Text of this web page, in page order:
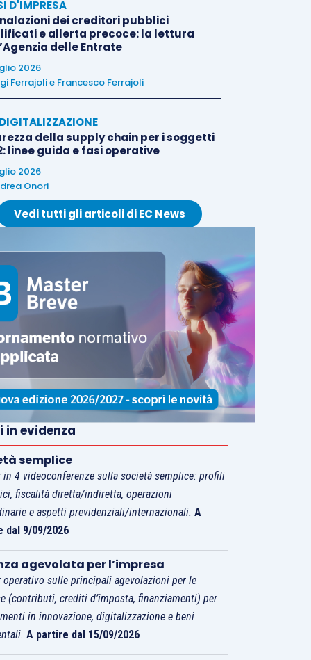
D'IMPRESA
dei creditori pubblici
e allerta precoce: la lettura
delle Entrate
2026
Ferrajolie Francesco Ferrajoli
della supply chain per i soggetti
linee guida e fasi operative
2026
Onori
Vedi tutti gli articoli di EC News
in evidenza
semplice
in 4 videoconferenze sulla società semplice: profili
fiscalità diretta/indiretta, operazioni
e aspetti previdenziali/internazionali.A
dal 9/09/2026
agevolata per l’impresa
operativo sulle principali agevolazioni per le
(contributi, crediti d’imposta, finanziamenti) per
in innovazione, digitalizzazione e beni
A partire dal 15/09/2026